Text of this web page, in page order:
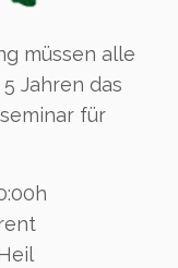
müssen alle
Jahren das
für